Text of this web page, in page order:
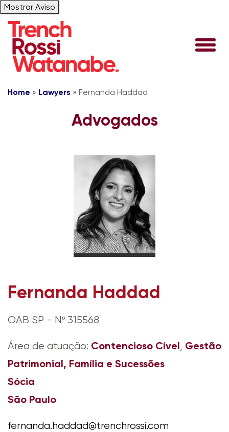
Mostrar Aviso
Home » Lawyers » Fernanda Haddad
Advogados
Fernanda Haddad
OAB SP - Nº 315568
Área de atuação: Contencioso Cível, Gestão
Patrimonial, Família e Sucessões
Sócia
São Paulo
fernanda.haddad@trenchrossi.com